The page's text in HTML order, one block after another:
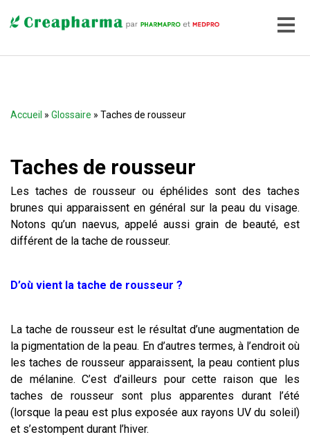
Accueil » Glossaire » Taches de rousseur
Taches de rousseur
Les taches de rousseur ou éphélides sont des taches
brunes qui apparaissent en général sur la peau du visage.
Notons qu’un naevus, appelé aussi grain de beauté, est
différent de la tache de rousseur.
D’où vient la tache de rousseur ?
La tache de rousseur est le résultat d’une augmentation de
la pigmentation de la peau. En d’autres termes, à l’endroit où
les taches de rousseur apparaissent, la peau contient plus
de mélanine. C’est d’ailleurs pour cette raison que les
taches de rousseur sont plus apparentes durant l’été
(lorsque la peau est plus exposée aux rayons UV du soleil)
et s’estompent durant l’hiver.